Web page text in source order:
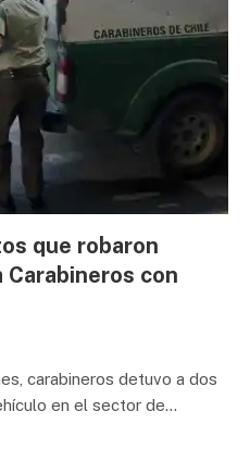
que robaron
Carabineros con
carabineros detuvo a dos
en el sector de…